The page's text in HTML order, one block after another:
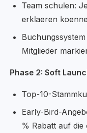
Team schulen:
erklaeren
Mitglieder
Phase 2: Soft
Top-10-
Early-Bird-
% Rabatt auf